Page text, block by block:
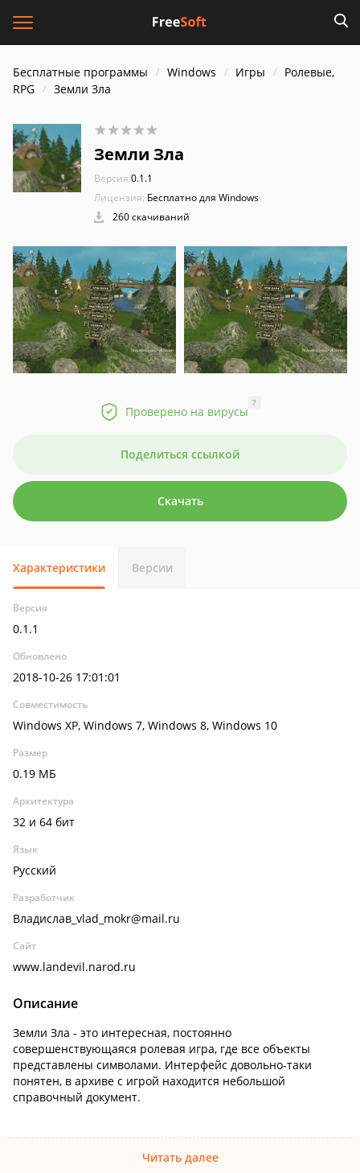
Бесплатные программы Windows Игры
Ролевые,
RPG
Земли Зла
Земли Зла
Версия:0.1.1
Лицензия: Бесплатно для Windows
260 скачиваний
Проверено на вирусы
?
Поделиться ссылкой
Скачать
Характеристики Версии
Версия
0.1.1
Обновлено
2018-10-26 17:01:01
Совместимость
Windows XP, Windows 7, Windows 8, Windows 10
Размер
0.19 МБ
Архитектура
32 и 64 бит
Язык
Русский
Разработчик
Владислав_vlad_mokr@mail.ru
Сайт
www.landevil.narod.ru
Описание
Земли Зла - это интересная, постоянно
совершенствующаяся ролевая игра, где все объекты
представлены символами. Интерфейс довольно-таки
понятен, в архиве с игрой находится небольшой
справочный документ.
Читать далее